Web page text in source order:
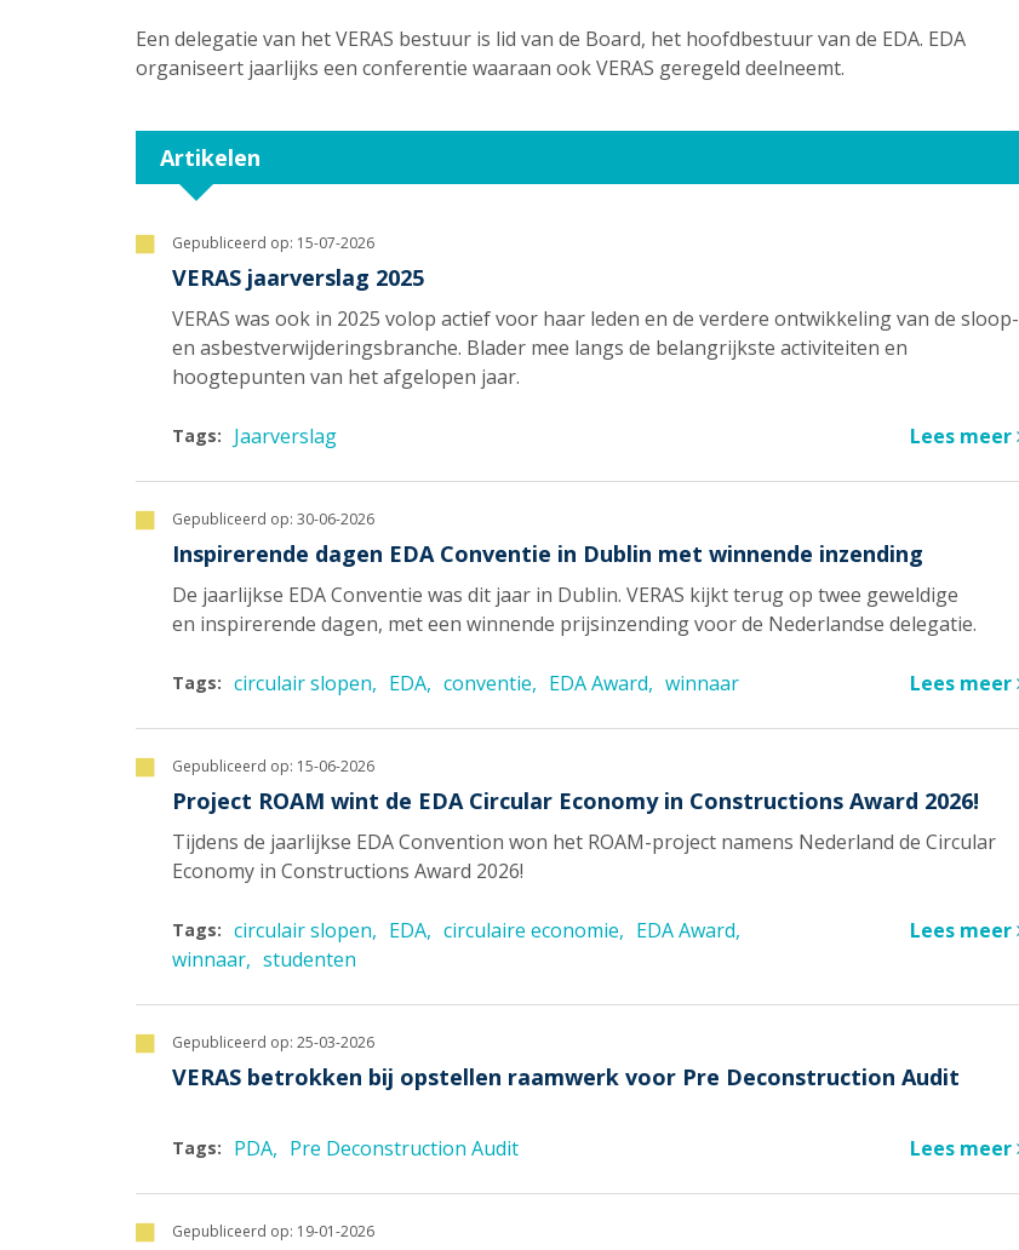
Een delegatie van het VERAS bestuur is lid van de Board, het hoofdbestuur van de EDA. EDA
organiseert jaarlijks een conferentie waaraan ook VERAS geregeld deelneemt.
Artikelen
Gepubliceerd op: 15-07-2026
VERAS jaarverslag 2025
VERAS was ook in 2025 volop actief voor haar leden en de verdere ontwikkeling van de sloop-
en asbestverwijderingsbranche. Blader mee langs de belangrijkste activiteiten en
hoogtepunten van het afgelopen jaar.
Tags: Jaarverslag Lees meer
Gepubliceerd op: 30-06-2026
Inspirerende dagen EDA Conventie in Dublin met winnende inzending
De jaarlijkse EDA Conventie was dit jaar in Dublin. VERAS kijkt terug op twee geweldige
en inspirerende dagen, met een winnende prijsinzending voor de Nederlandse delegatie.
Tags: circulair slopen EDA conventie EDA Award winnaar Lees meer
Gepubliceerd op: 15-06-2026
Project ROAM wint de EDA Circular Economy in Constructions Award 2026!
Tijdens de jaarlijkse EDA Convention won het ROAM-project namens Nederland de Circular
Economy in Constructions Award 2026!
Tags: circulair slopen EDA circulaire economie
EDA Award
winnaar
studenten
Lees meer
Gepubliceerd op: 25-03-2026
VERAS betrokken bij opstellen raamwerk voor Pre Deconstruction Audit
Tags: PDA Pre Deconstruction Audit Lees meer
Gepubliceerd op: 19-01-2026